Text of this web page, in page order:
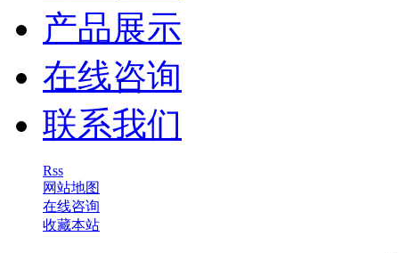
产品展示
在线咨询
联系我们
Rss
网站地图
在线咨询
收藏本站